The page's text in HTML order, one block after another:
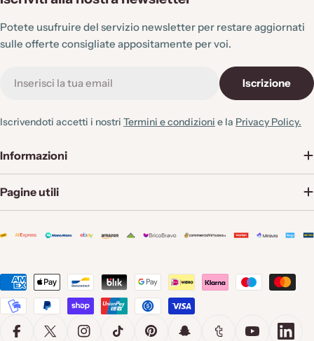
Potete usufruire del servizio newsletter per restare aggiornati
sulle offerte consigliate appositamente per voi.
mail
Iscrizione
Iscrivendoti accetti i nostri Termini e condizioni e la Privacy Policy.
Informazioni
Pagine utili
Metodi
di
pagamento